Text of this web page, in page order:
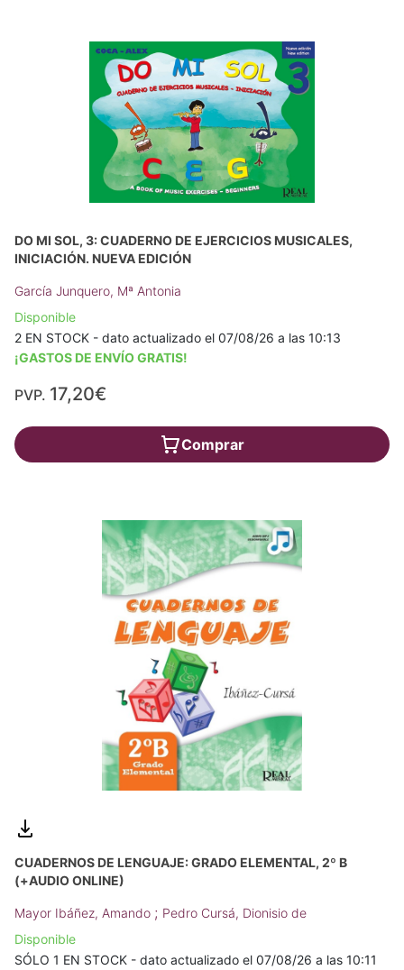
DO MI SOL, 3: CUADERNO DE EJERCICIOS MUSICALES,
INICIACIÓN. NUEVA EDICIÓN
García Junquero, Mª Antonia
Disponible
2 EN STOCK - dato actualizado el 07/08/26 a las 10:13
¡GASTOS DE ENVÍO GRATIS!
PVP. 17,20€
Comprar
CUADERNOS DE LENGUAJE: GRADO ELEMENTAL, 2º B
(+AUDIO ONLINE)
Mayor Ibáñez, Amando ; Pedro Cursá, Dionisio de
Disponible
SÓLO 1 EN STOCK - dato actualizado el 07/08/26 a las 10:11